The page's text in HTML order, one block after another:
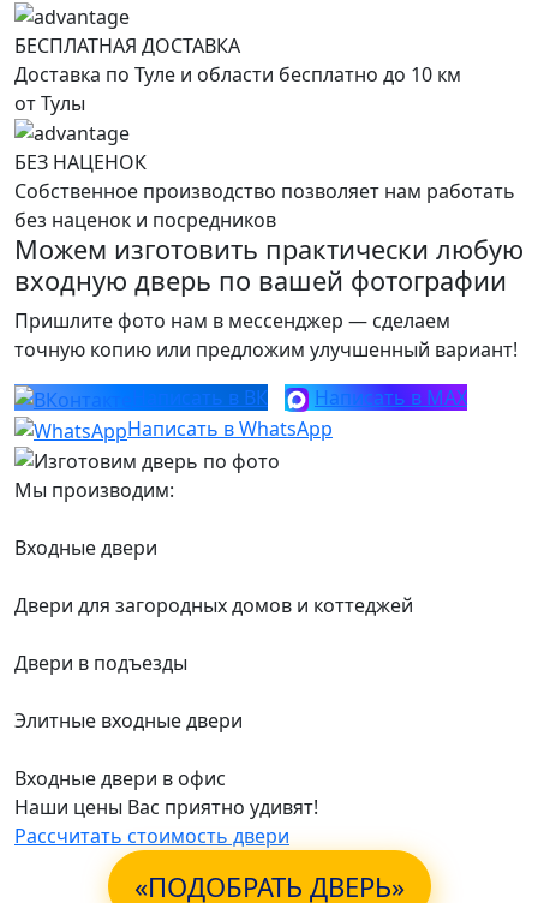
БЕСПЛАТНАЯ ДОСТАВКА
Доставка по Туле и области бесплатно до 10 км
от Тулы
БЕЗ НАЦЕНОК
Собственное производство позволяет нам работать
без наценок и посредников
Можем изготовить практически любую
входную дверь по вашей фотографии
Пришлите фото нам в мессенджер — сделаем
точную копию или предложим улучшенный вариант!
Написать в ВК
Написать в MAX
Написать в WhatsApp
Мы производим:
Входные двери
Двери для загородных домов и коттеджей
Двери в подъезды
Элитные входные двери
Входные двери в офис
Наши цены Вас приятно удивят!
Рассчитать стоимость двери
«ПОДОБРАТЬ ДВЕРЬ»